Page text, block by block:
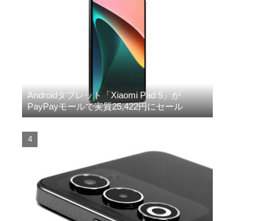
Androidタブレット「Xiaomi Pad 5」が
PayPayモールで実質25,422円にセール